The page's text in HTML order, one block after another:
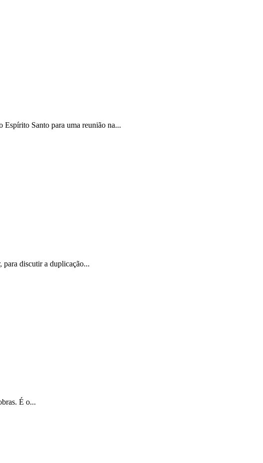
Santo para uma reunião na...
discutir a duplicação...
É o...